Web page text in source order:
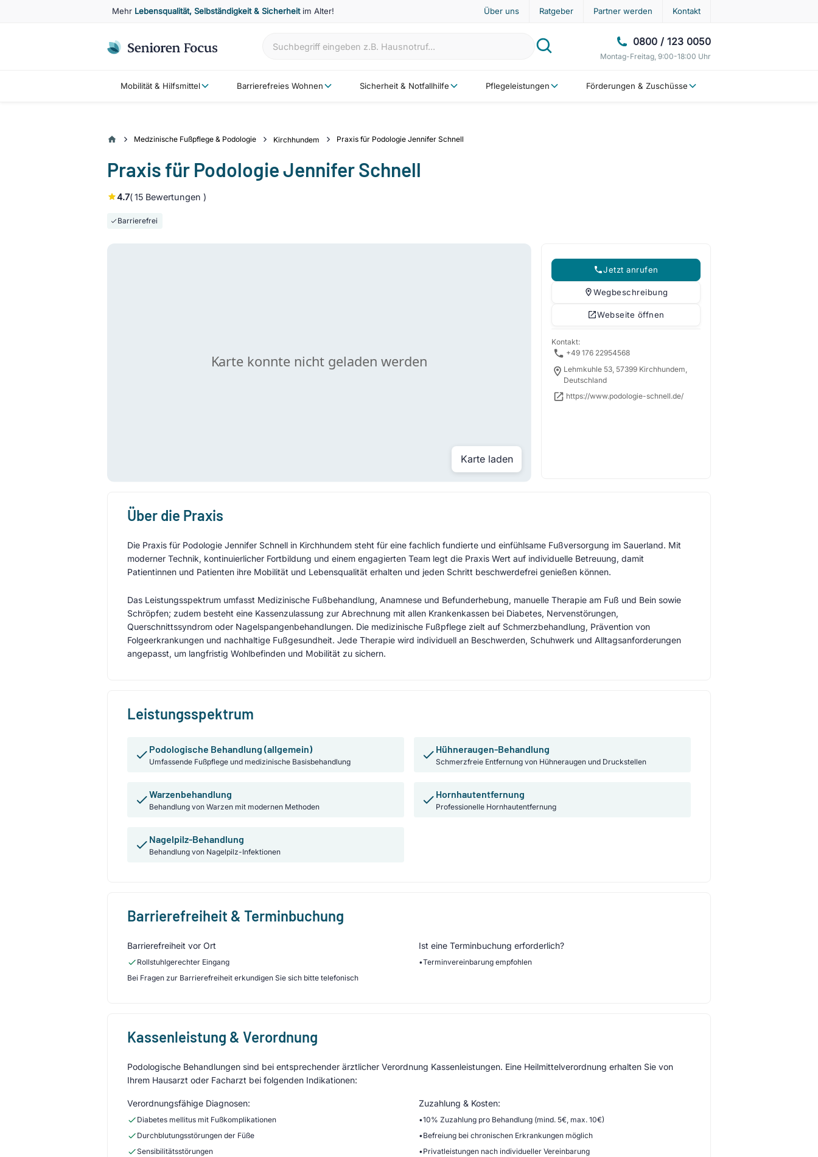
Mehr Lebensqualität, Selbständigkeit & Sicherheitim Alter! Über uns Ratgeber Partner werden Kontakt
0800 / 123 0050
Montag-Freitag, 9:00-18:00 Uhr
Mobilität & Hilfsmittel Barrierefreies Wohnen Sicherheit & Notfallhilfe Pflegeleistungen Förderungen & Zuschüsse
Medzinische Fußpflege & Podologie Kirchhundem Praxis für Podologie Jennifer Schnell
Praxis für Podologie Jennifer Schnell
4.7(15 Bewertungen )
Barrierefrei
Karte laden
Jetzt anrufen
Wegbeschreibung
Webseite öffnen
Kontakt:
+49 176 22954568
Lehmkuhle 53, 57399 Kirchhundem,
Deutschland
https://www.podologie-schnell.de/
Über die Praxis
Die Praxis für Podologie Jennifer Schnell in Kirchhundem steht für eine fachlich fundierte und einfühlsame Fußversorgung im Sauerland. Mit
moderner Technik, kontinuierlicher Fortbildung und einem engagierten Team legt die Praxis Wert auf individuelle Betreuung, damit
Patientinnen und Patienten ihre Mobilität und Lebensqualität erhalten und jeden Schritt beschwerdefrei genießen können.
Das Leistungsspektrum umfasst Medizinische Fußbehandlung, Anamnese und Befunderhebung, manuelle Therapie am Fuß und Bein sowie
Schröpfen; zudem besteht eine Kassenzulassung zur Abrechnung mit allen Krankenkassen bei Diabetes, Nervenstörungen,
Querschnittssyndrom oder Nagelspangenbehandlungen. Die medizinische Fußpflege zielt auf Schmerzbehandlung, Prävention von
Folgeerkrankungen und nachhaltige Fußgesundheit. Jede Therapie wird individuell an Beschwerden, Schuhwerk und Alltagsanforderungen
angepasst, um langfristig Wohlbefinden und Mobilität zu sichern.
Leistungsspektrum
Podologische Behandlung (allgemein)
Umfassende Fußpflege und medizinische Basisbehandlung
Hühneraugen-Behandlung
Schmerzfreie Entfernung von Hühneraugen und Druckstellen
Warzenbehandlung
Behandlung von Warzen mit modernen Methoden
Hornhautentfernung
Professionelle Hornhautentfernung
Nagelpilz-Behandlung
Behandlung von Nagelpilz-Infektionen
Barrierefreiheit & Terminbuchung
Barrierefreiheit vor Ort
Rollstuhlgerechter Eingang
Bei Fragen zur Barrierefreiheit erkundigen Sie sich bitte telefonisch
Ist eine Terminbuchung erforderlich?
•Terminvereinbarung empfohlen
Kassenleistung & Verordnung
Podologische Behandlungen sind bei entsprechender ärztlicher Verordnung Kassenleistungen. Eine Heilmittelverordnung erhalten Sie von
Ihrem Hausarzt oder Facharzt bei folgenden Indikationen:
Verordnungsfähige Diagnosen:
Diabetes mellitus mit Fußkomplikationen
Durchblutungsstörungen der Füße
Sensibilitätsstörungen
Zuzahlung & Kosten:
•10% Zuzahlung pro Behandlung (mind. 5€, max. 10€)
•Befreiung bei chronischen Erkrankungen möglich
•Privatleistungen nach individueller Vereinbarung